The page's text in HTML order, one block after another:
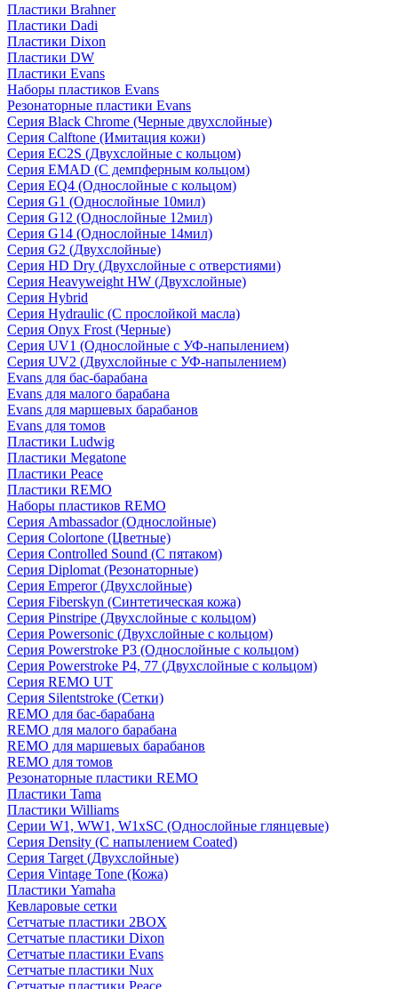
Пластики Brahner
Пластики Dadi
Пластики Dixon
Пластики DW
Пластики Evans
Наборы пластиков Evans
Резонаторные пластики Evans
Серия Black Chrome (Черные двухслойные)
Серия Calftone (Имитация кожи)
Серия EC2S (Двухслойные с кольцом)
Серия EMAD (С демпферным кольцом)
Серия EQ4 (Однослойные с кольцом)
Серия G1 (Однослойные 10мил)
Серия G12 (Однослойные 12мил)
Серия G14 (Однослойные 14мил)
Серия G2 (Двухслойные)
Серия HD Dry (Двухслойные с отверстиями)
Серия Heavyweight HW (Двухслойные)
Серия Hybrid
Серия Hydraulic (С прослойкой масла)
Серия Onyx Frost (Черные)
Серия UV1 (Однослойные с УФ-напылением)
Серия UV2 (Двухслойные с УФ-напылением)
Evans для бас-барабана
Evans для малого барабана
Evans для маршевых барабанов
Evans для томов
Пластики Ludwig
Пластики Megatone
Пластики Peace
Пластики REMO
Наборы пластиков REMO
Серия Ambassador (Однослойные)
Серия Colortone (Цветные)
Серия Controlled Sound (С пятаком)
Серия Diplomat (Резонаторные)
Серия Emperor (Двухслойные)
Серия Fiberskyn (Синтетическая кожа)
Серия Pinstripe (Двухслойные с кольцом)
Серия Powersonic (Двухслойные с кольцом)
Серия Powerstroke P3 (Однослойные с кольцом)
Серия Powerstroke P4, 77 (Двухслойные с кольцом)
Серия REMO UT
Серия Silentstroke (Сетки)
REMO для бас-барабана
REMO для малого барабана
REMO для маршевых барабанов
REMO для томов
Резонаторные пластики REMO
Пластики Tama
Пластики Williams
Серии W1, WW1, W1xSC (Однослойные глянцевые)
Серия Density (C напылением Coated)
Серия Target (Двухслойные)
Серия Vintage Tone (Кожа)
Пластики Yamaha
Кевларовые сетки
Сетчатые пластики 2BOX
Сетчатые пластики Dixon
Сетчатые пластики Evans
Сетчатые пластики Nux
Сетчатые пластики Peace